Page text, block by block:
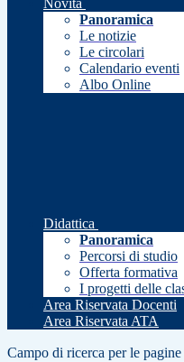
Novità
Panoramica
Le notizie
Le circolari
Calendario eventi
Albo Online
Didattica
Panoramica
Percorsi di studio
Offerta formativa
I progetti delle
Area Riservata Docenti
Area Riservata ATA
Campo di ricerca per le